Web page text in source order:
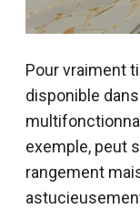
Pour vraiment
disponible
exemple, peut
rangement